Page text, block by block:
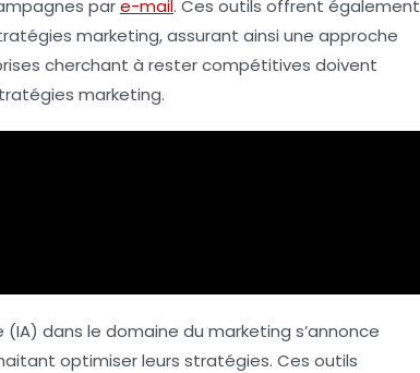
pare-mail. Ces outils offrent également
marketing, assurant ainsi une approche
cherchant à rester compétitives doivent
marketing.
(IA) dans le domaine du marketing s’annonce
optimiser leurs stratégies. Ces outils